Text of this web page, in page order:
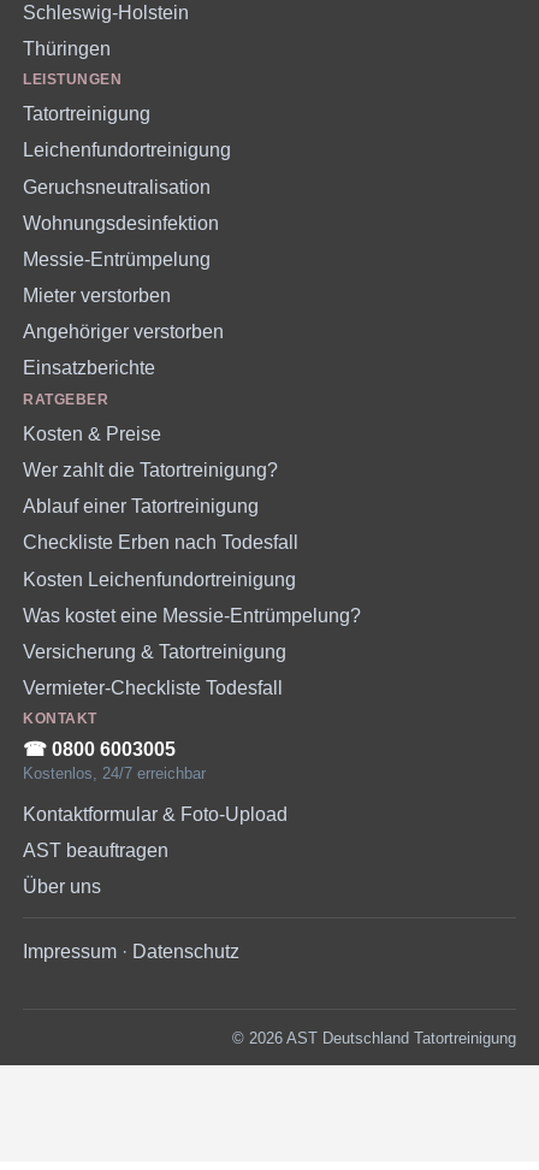
Schleswig-Holstein
Thüringen
LEISTUNGEN
Tatortreinigung
Leichenfundortreinigung
Geruchsneutralisation
Wohnungsdesinfektion
Messie-Entrümpelung
Mieter verstorben
Angehöriger verstorben
Einsatzberichte
RATGEBER
Kosten & Preise
Wer zahlt die Tatortreinigung?
Ablauf einer Tatortreinigung
Checkliste Erben nach Todesfall
Kosten Leichenfundortreinigung
Was kostet eine Messie-Entrümpelung?
Versicherung & Tatortreinigung
Vermieter-Checkliste Todesfall
KONTAKT
☎︎ 0800 6003005
Kostenlos, 24/7 erreichbar
Kontaktformular & Foto-Upload
AST beauftragen
Über uns
Impressum · Datenschutz
© 2026 AST Deutschland Tatortreinigung